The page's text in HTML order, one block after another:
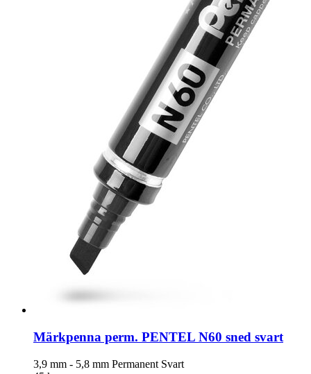
Märkpenna perm. PENTEL N60 sned svart
3,9 mm - 5,8 mm Permanent Svart